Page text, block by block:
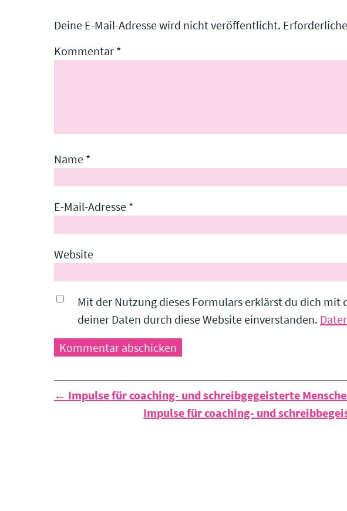
Deine E-Mail-Adresse wird nicht veröffentlicht.
Kommentar *
Name *
E-Mail-Adresse *
Website
Mit der Nutzung dieses Formulars erklärst du dich mit
deiner Daten durch diese Website einverstanden.
← Impulse für coaching- und schreibgegeisterte
Impulse für coaching- und